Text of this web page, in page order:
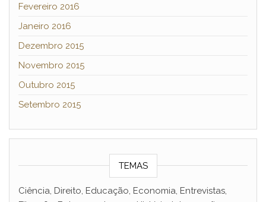
Fevereiro 2016
Janeiro 2016
Dezembro 2015
Novembro 2015
Outubro 2015
Setembro 2015
TEMAS
Ciência, Direito, Educação, Economia, Entrevistas,